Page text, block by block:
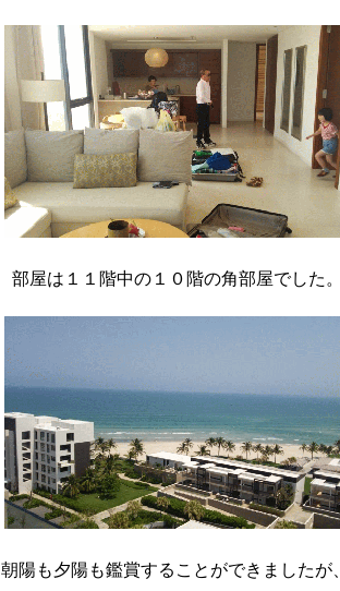
部屋は１１階中の１０階の角部屋でした
朝陽も夕陽も鑑賞することができました